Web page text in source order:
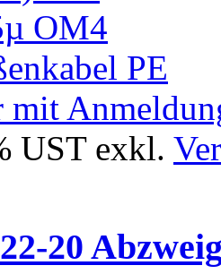
mit
UST exkl.
20